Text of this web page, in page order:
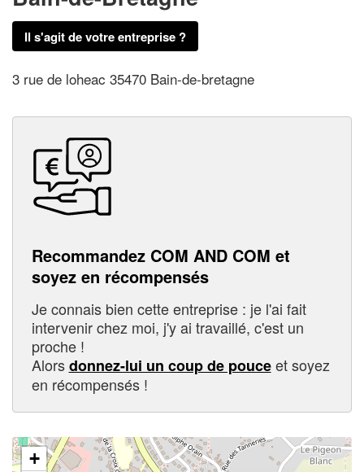
Il s'agit de votre entreprise ?
3 rue de loheac 35470 Bain-de-bretagne
Recommandez COM AND COM et
soyez en récompensés
Je connais bien cette entreprise : je l'ai fait
intervenir chez moi, j'y ai travaillé, c'est un
proche !
Alorsdonnez-lui un coup de pouceet soyez
en récompensés !
+